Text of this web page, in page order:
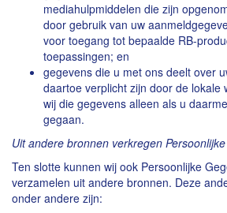
mediahulpmiddelen die zijn
door gebruik van uw
voor toegang tot bepaalde RB-
toepassingen; en
gegevens die u met ons deelt over
daartoe verplicht zijn door de lokale
wij die gegevens alleen als u
gegaan.
Uit andere bronnen verkregen
Ten slotte kunnen wij ook Persoonlijke
verzamelen uit andere bronnen. Deze
onder andere zijn: